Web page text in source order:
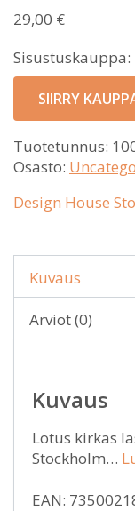
29,00 €
Sisustuskauppa:
SIIRRY
Tuotetunnus:
Osasto:
Design House
Kuvaus
Arviot (0)
Kuvaus
Lotus kirkas
Stockholm…
EAN: